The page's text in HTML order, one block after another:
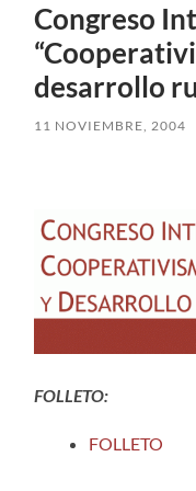
Congreso
desarrollo
11 NOVIEMBRE, 2004
FOLLETO:
FOLLETO